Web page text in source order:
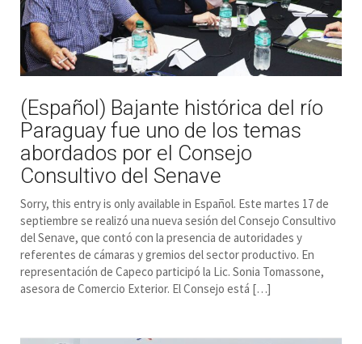
(Español) Bajante histórica del río
Paraguay fue uno de los temas
abordados por el Consejo
Consultivo del Senave
Sorry, this entry is only available in Español. Este martes 17 de
septiembre se realizó una nueva sesión del Consejo Consultivo
del Senave, que contó con la presencia de autoridades y
referentes de cámaras y gremios del sector productivo. En
representación de Capeco participó la Lic. Sonia Tomassone,
asesora de Comercio Exterior. El Consejo está […]